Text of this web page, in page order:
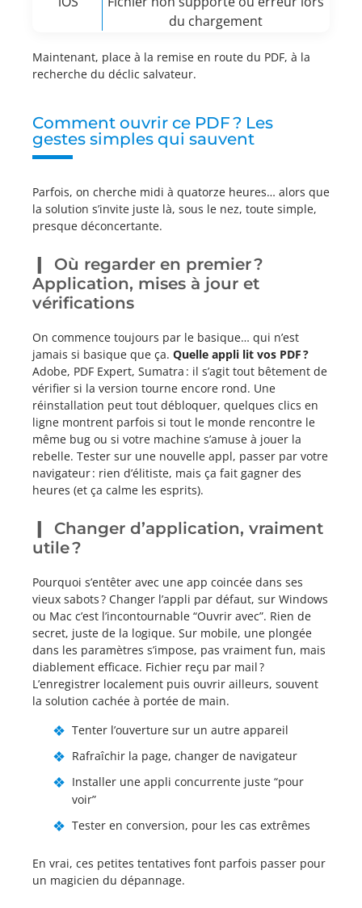
du chargement
Maintenant, place à la remise en route du PDF, à la
recherche du déclic salvateur.
Comment ouvrir ce PDF ? Les
gestes simples qui sauvent
Parfois, on cherche midi à quatorze heures… alors que
la solution s’invite juste là, sous le nez, toute simple,
presque déconcertante.
Où regarder en premier ?
Application, mises à jour et
vérifications
On commence toujours par le basique… qui n’est
jamais si basique que ça. Quelle appli lit vos PDF ?
Adobe, PDF Expert, Sumatra : il s’agit tout bêtement de
vérifier si la version tourne encore rond. Une
réinstallation peut tout débloquer, quelques clics en
ligne montrent parfois si tout le monde rencontre le
même bug ou si votre machine s’amuse à jouer la
rebelle. Tester sur une nouvelle appl, passer par votre
navigateur : rien d’élitiste, mais ça fait gagner des
heures (et ça calme les esprits).
Changer d’application, vraiment
utile ?
Pourquoi s’entêter avec une app coincée dans ses
vieux sabots ? Changer l’appli par défaut, sur Windows
ou Mac c’est l’incontournable “Ouvrir avec”. Rien de
secret, juste de la logique. Sur mobile, une plongée
dans les paramètres s’impose, pas vraiment fun, mais
diablement efficace. Fichier reçu par mail ?
L’enregistrer localement puis ouvrir ailleurs, souvent
la solution cachée à portée de main.
Tenter l’ouverture sur un autre appareil
Rafraîchir la page, changer de navigateur
Installer une appli concurrente juste “pour
voir”
Tester en conversion, pour les cas extrêmes
En vrai, ces petites tentatives font parfois passer pour
un magicien du dépannage.